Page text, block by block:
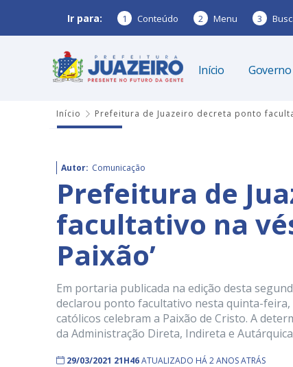
Ir para: 1 Conteúdo 2 Menu 3
Início Governo
Início Prefeitura de Juazeiro decreta ponto
Autor: Comunicação
Prefeitura de
facultativo na
Paixão’
Em portaria publicada na edição desta
declarou ponto facultativo nesta quinta-feira,
católicos celebram a Paixão de Cristo. A
da Administração Direta, Indireta e
29/03/2021 21H46ATUALIZADO HÁ 2 ANOS ATRÁS